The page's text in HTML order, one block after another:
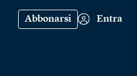
Abbonarsi Entra